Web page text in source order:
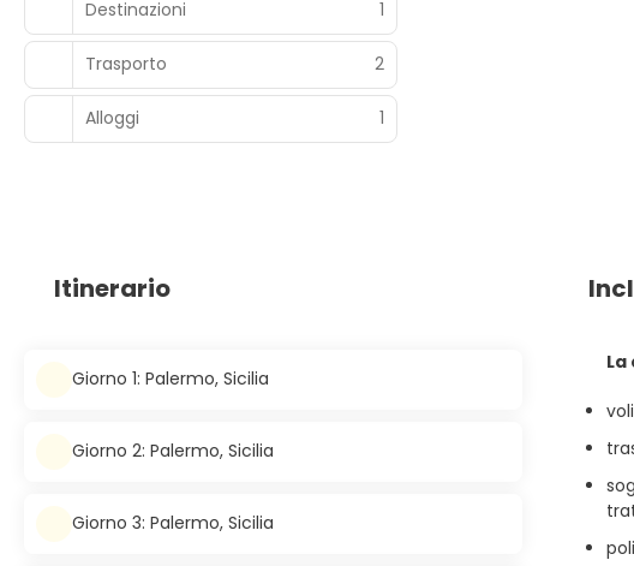
Destinazioni 1
Trasporto 2
Alloggi 1
Itinerario
Giorno 1: Palermo, Sicilia
Giorno 2: Palermo, Sicilia
Giorno 3: Palermo, Sicilia